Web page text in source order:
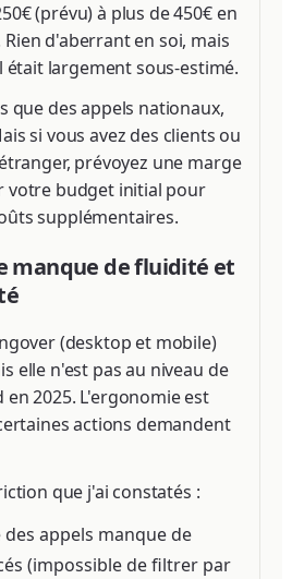
(prévu) à plus de 450€ en
d'aberrant en soi, mais
largement sous-estimé.
que des appels nationaux,
si vous avez des clients ou
prévoyez une marge
votre budget initial pour
supplémentaires.
manque de fluidité et
(desktop et mobile)
elle n'est pas au niveau de
2025. L'ergonomie est
actions demandent
que j'ai constatés :
appels manque de
(impossible de filtrer par